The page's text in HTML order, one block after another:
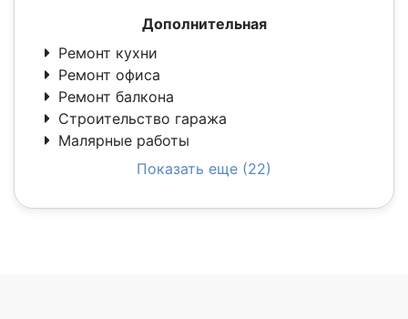
Дополнительная
Ремонт кухни
Ремонт офиса
Ремонт балкона
Строительство гаража
Малярные работы
Показать еще (22)